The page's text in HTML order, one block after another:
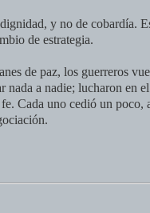
y no de cobardía.
de estrategia.
de paz, los guerreros
nada a nadie; lucharon en
Cada uno cedió un poco,